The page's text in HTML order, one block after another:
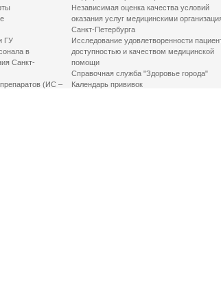
ГУ
в
Санкт-
(ИС –
Независимая оценка качества условий
оказания услуг медицинскими
Санкт-Петербурга
Исследование удовлетворенности
доступностью и качеством медицинской
помощи
Справочная служба "Здоровье города"
Календарь прививок